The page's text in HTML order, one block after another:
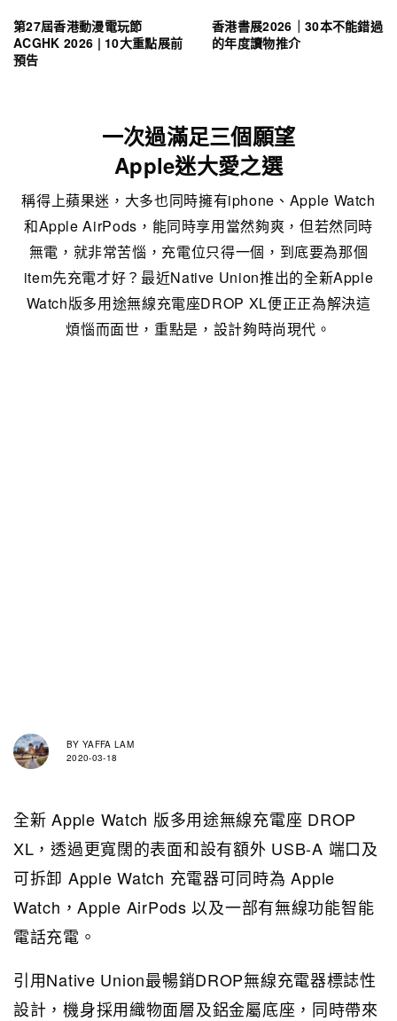
第27屆香港動漫電玩節
ACGHK 2026 | 10大重點展前
預告
香港書展2026｜30本不能錯過
的年度讀物推介
一次過滿足三個願望
Apple迷大愛之選
稱得上蘋果迷，大多也同時擁有iphone、Apple Watch
和Apple AirPods，能同時享用當然夠爽，但若然同時
無電，就非常苦惱，充電位只得一個，到底要為那個
item先充電才好？最近Native Union推出的全新Apple
Watch版多用途無線充電座DROP XL便正正為解決這
煩惱而面世，重點是，設計夠時尚現代。
BY YAFFA LAM
2020-03-18
全新 Apple Watch 版多用途無線充電座 DROP
XL，透過更寬闊的表面和設有額外 USB-A 端口及
可拆卸 Apple Watch 充電器可同時為 Apple
Watch，Apple AirPods 以及一部有無線功能智能
電話充電。
引用Native Union最暢銷DROP無線充電器標誌性
設計，機身採用織物面層及鋁金屬底座，同時帶來